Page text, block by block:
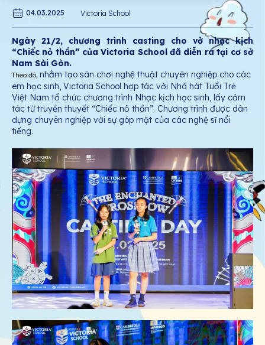
04.03.2025 Victoria School
Ngày 21/2, chương trình casting cho vở nhạc kịch
“Chiếc nỏ thần” của Victoria School đã diễn ra tại cơ sở
Nam Sài Gòn.
Theo đó, nhằm tạo sân chơi nghệ thuật chuyên nghiệp cho các
em học sinh, Victoria School hợp tác với Nhà hát Tuổi Trẻ
Việt Nam tổ chức chương trình Nhạc kịch học sinh, lấy cảm
tác từ truyền thuyết “Chiếc nỏ thần”. Chương trình được dàn
dựng chuyên nghiệp với sự góp mặt của các nghệ sĩ nổi
tiếng.